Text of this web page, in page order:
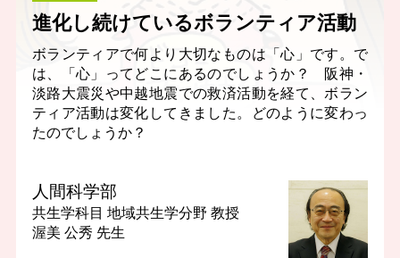
進化し続けているボランティア活動
ボランティアで何より大切なものは「心」です。で
は、「心」ってどこにあるのでしょうか？ 阪神・
淡路大震災や中越地震での救済活動を経て、ボラン
ティア活動は変化してきました。どのように変わっ
たのでしょうか？
人間科学部
共生学科目 地域共生学分野 教授
渥美 公秀 先生